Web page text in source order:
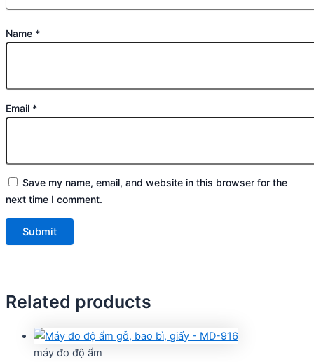
Name *
Email *
Save my name, email, and website in this browser for the
next time I comment.
Related products
máy đo độ ẩm